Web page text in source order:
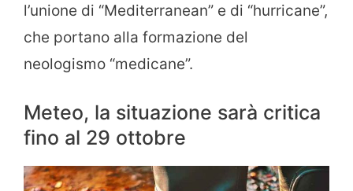
l’unione di “Mediterranean” e di “hurricane”,
che portano alla formazione del
neologismo “medicane”.
Meteo, la situazione sarà critica
fino al 29 ottobre